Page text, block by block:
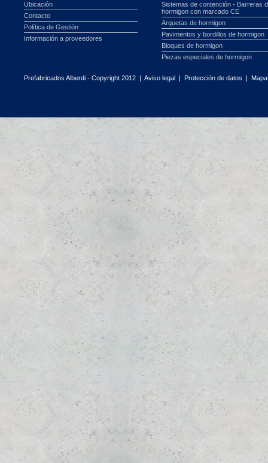
Ubicación
Contacto
Política de Gestión
Información a proveedores
Sistemas de contención - Barreras
hormigon con marcado CE
Arquetas de hormigon
Pavimentos y bordillos de hormigon
Bloques de hormigon
Piezas especiales de hormigon
Prefabricados Alberdi - Copyright 2012 | Aviso legal | Protección de datos |